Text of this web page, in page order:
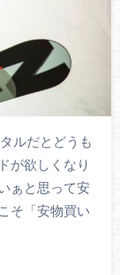
ルだとどうも
が欲しくなり
ぁと思って安
そ「安物買い